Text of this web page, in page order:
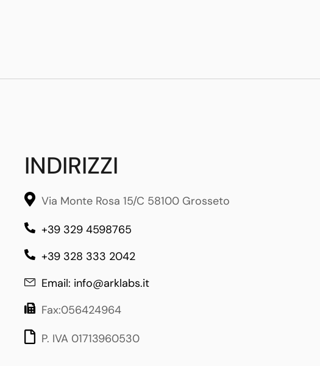
INDIRIZZI
Via Monte Rosa 15/C 58100 Grosseto
+39 329 4598765
+39 328 333 2042
Email: info@arklabs.it
Fax:056424964
P. IVA 01713960530